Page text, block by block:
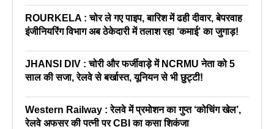
ROURKELA : चोर ले गए पाइप, बारिश में ढही दीवार, बेपरवाह
इंजीनियरिंग विभाग अब ठेकेदारी में तलाश रहा ‘कमाई’ का जुगाड़!
JHANSI DIV : चोरी और फर्जीवाड़े में NCRMU नेता को 5
साल की सजा, रेलवे से बर्खास्त, यूनियन से भी छुट्टी!
Western Railway : रेलवे में प्रमोशन का गुप्त ‘कोचिंग खेल’,
रेलवे अफसर की पत्नी पर CBI का कसा शिकंजा